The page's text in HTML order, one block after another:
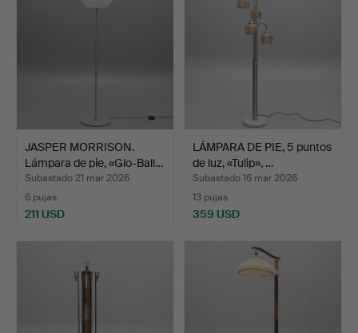
JASPER MORRISON.
Lámpara de pie, «Glo-Ball…
Subastado 21 mar 2026
6 pujas
211 USD
LÁMPARA DE PIE, 5 puntos
de luz, «Tulip», …
Subastado 16 mar 2026
13 pujas
359 USD